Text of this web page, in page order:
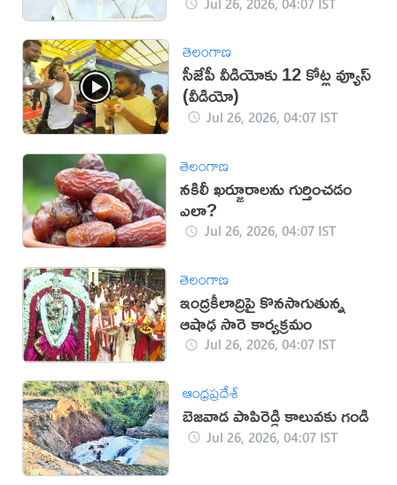
తెలంగాణ
సీజేపీ వీడియోకు 12 కోట్ల వ్యూస్
(వీడియో)
Jul 26, 2026, 04:07 IST
తెలంగాణ
నకిలీ ఖర్జూరాలను గుర్తించడం
ఎలా?
Jul 26, 2026, 04:07 IST
తెలంగాణ
ఇంద్రకీలాద్రిపై కొనసాగుతున్న
ఆషాఢ సారె కార్యక్రమం
Jul 26, 2026, 04:07 IST
ఆంధ్రప్రదేశ్
బెజవాడ పాపిరెడ్డి కాలువకు గండి
Jul 26, 2026, 04:07 IST